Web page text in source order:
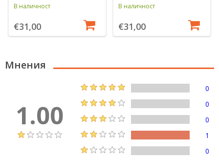
В наличност
€31,00
В наличност
€31,00
Мнения
1.00
0
0
0
1
0